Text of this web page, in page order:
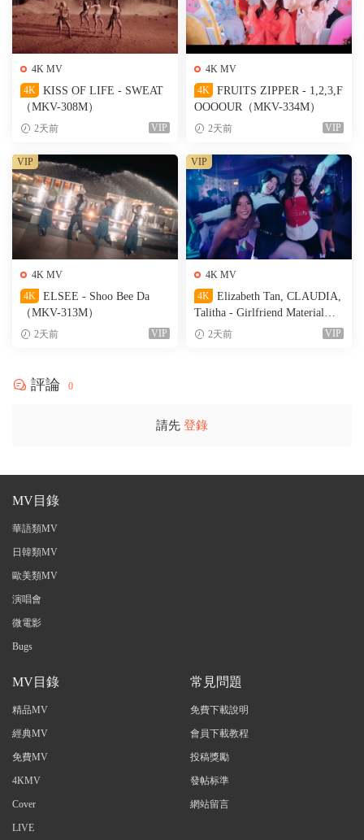
4K MV
4K
KISS OF LIFE - SWEAT
（MKV-308M）
2天前 VIP
4K MV
4K
FRUITS ZIPPER - 1,2,3,F
OOOOUR（MKV-334M）
2天前 VIP
4K MV
4K
ELSEE - Shoo Bee Da
（MKV-313M）
2天前 VIP
VIP
4K MV
4K
Elizabeth Tan, CLAUDIA,
Talitha - Girlfriend Material
（MKV-236M）
2天前 VIP
VIP
評論 0
請先 登錄
MV目錄
華語類MV
日韓類MV
歐美類MV
演唱會
微電影
Bugs
MV目錄
精品MV
經典MV
免費MV
4KMV
Cover
LIVE
常見問題
免費下載說明
會員下載教程
投稿獎勵
發帖标準
網站留言